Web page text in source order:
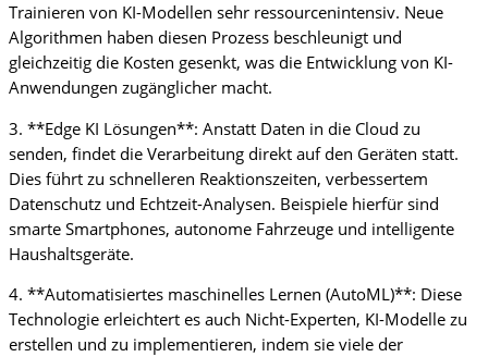
Trainieren von KI-Modellen sehr ressourcenintensiv. Neue
Algorithmen haben diesen Prozess beschleunigt und
gleichzeitig die Kosten gesenkt, was die Entwicklung von KI-
Anwendungen zugänglicher macht.
3. **Edge KI Lösungen**: Anstatt Daten in die Cloud zu
senden, findet die Verarbeitung direkt auf den Geräten statt.
Dies führt zu schnelleren Reaktionszeiten, verbessertem
Datenschutz und Echtzeit-Analysen. Beispiele hierfür sind
smarte Smartphones, autonome Fahrzeuge und intelligente
Haushaltsgeräte.
4. **Automatisiertes maschinelles Lernen (AutoML)**: Diese
Technologie erleichtert es auch Nicht-Experten, KI-Modelle zu
erstellen und zu implementieren, indem sie viele der